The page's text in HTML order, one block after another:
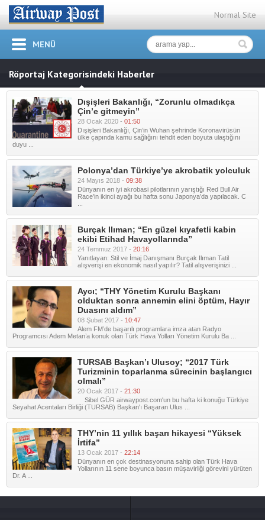
Normal Site
MENÜ
Röportaj Kategorisindeki Haberler
Dışişleri Bakanlığı, “Zorunlu olmadıkça
Çin’e gitmeyin”
28 Ocak 2020 - 01:50
Dışişleri Bakanlığı, Çin’in Wuhan şehrinde Koronavirüsün
ülke çapında kamu sağlığını tehdit eden boyuta ulaştığını
duyu ...
Polonya’dan Türkiye’ye akrobatik yolculuk
24 Mayıs 2018 - 09:38
Dünyanın en iyi akrobasi pilotlarının yarıştığı Red Bull Air
Race’in ikinci ayağı bu hafta sonu Japonya’da yapılacak. C
Burçak Ilıman; “En güzel kıyafetli kabin
ekibi Etihad Havayollarında”
24 Temmuz 2017 - 20:16
Yanıtlayan: Stil ve İmaj Danışmanı Burçak Ilıman Tatil
alışverişi en ekonomik nasıl yapılır? Tatil alışverişinizi ...
Aycı; “THY Yönetim Kurulu Başkanı
olduktan sonra annemin elini öptüm, Hayır
Duasını aldım”
08 Şubat 2017 - 10:47
Alem FM’de başarılı programlara imza atan Radyo
Programcısı Adem Metan’a konuk olan Türk Hava Yolları Yönetim Kurulu Ba ...
TURSAB Başkan’ı Ulusoy; “2017 Türk
Turizminin toparlanma sürecinin başlangıcı
olmalı”
20 Ocak 2017 - 21:30
Sibel GÜR airwaypost.com'un bu hafta ki konuğu Türkiye
Seyahat Acentaları Birliği (TURSAB) Başkan'ı Başaran Ulus ...
THY’nin 11 yıllık başarı hikayesi “Yüksek
İrtifa”
13 Ocak 2017 - 22:14
Dünyanın en çok destinasyonuna sahip olan Türk Hava
Yollarının 11 sene boyunca basın müşavirliği görevini yürüten
Dr. A ...